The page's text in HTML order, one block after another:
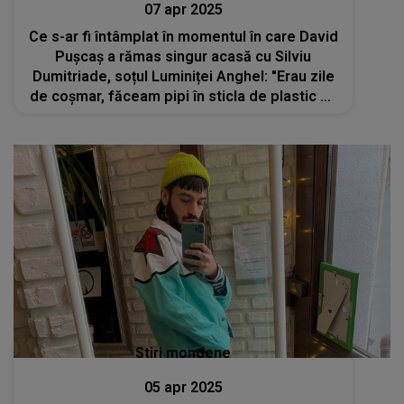
07 apr 2025
Ce s-ar fi întâmplat în momentul în care David
Pușcaș a rămas singur acasă cu Silviu
Dumitriade, soțul Luminiței Anghel: "Erau zile
de coșmar, făceam pipi în sticla de plastic să
Stiri mondene
05 apr 2025